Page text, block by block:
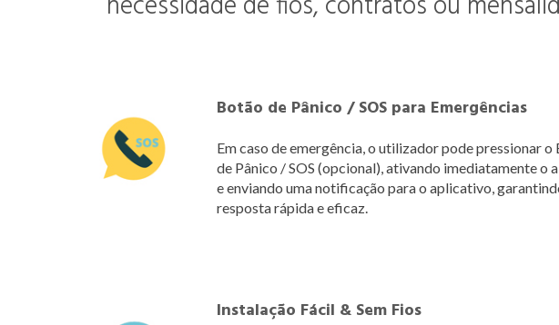
Botão de Pânico / SOS para Emergências
Em caso de emergência, o utilizador pode pressionar o
de Pânico / SOS (opcional), ativando imediatamente o
e enviando uma notificação para o aplicativo,
resposta rápida e eficaz.
Instalação Fácil & Sem Fios